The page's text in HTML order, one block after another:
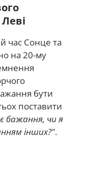
час Сонце та
на 20-му
бути
поставити
бажання, чи я
інших?".